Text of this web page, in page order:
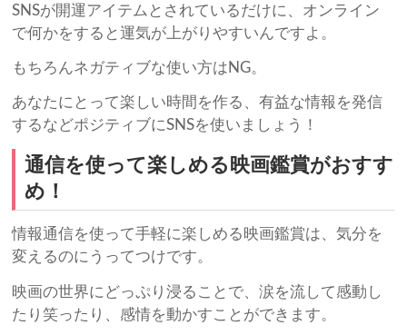
SNSが開運アイテムとされているだけに、オンライン
で何かをすると運気が上がりやすいんですよ。
もちろんネガティブな使い方はNG。
あなたにとって楽しい時間を作る、有益な情報を発信
するなどポジティブにSNSを使いましょう！
通信を使って楽しめる映画鑑賞がおすす
め！
情報通信を使って手軽に楽しめる映画鑑賞は、気分を
変えるのにうってつけです。
映画の世界にどっぷり浸ることで、涙を流して感動し
たり笑ったり、感情を動かすことができます。